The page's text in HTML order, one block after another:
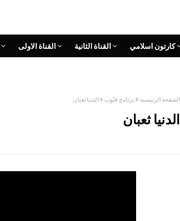
القناة الاولى القناة الثانية كارتون اسلامي
الصفحة الرئيسية برنامج قلوب الدنيا ثعبان
الدنيا ثعبان